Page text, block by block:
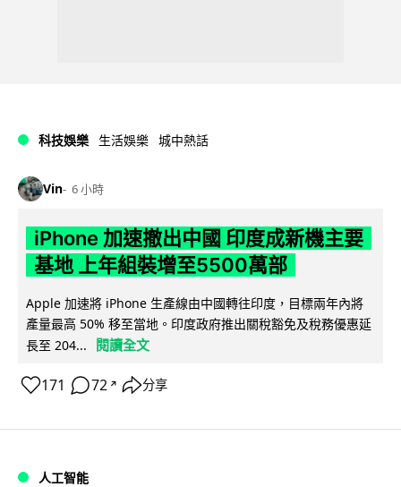
科技娛樂 生活娛樂 城中熱話
Vin 6 小時
iPhone 加速撤出中國 印度成新機主要
基地 上年組裝增至5500萬部
Apple 加速將 iPhone 生產線由中國轉往印度，目標兩年內將
產量最高 50% 移至當地。印度政府推出關稅豁免及稅務優惠延
長至 204...
閱讀全文
171 72 ↗ 分享
人工智能